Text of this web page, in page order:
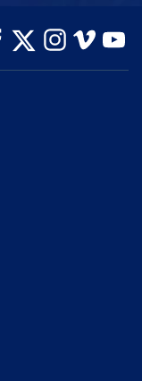
ΕΞΕΡΕΥΝΗΣΤΕ ΤΗ
ΣΕΙΡΑ